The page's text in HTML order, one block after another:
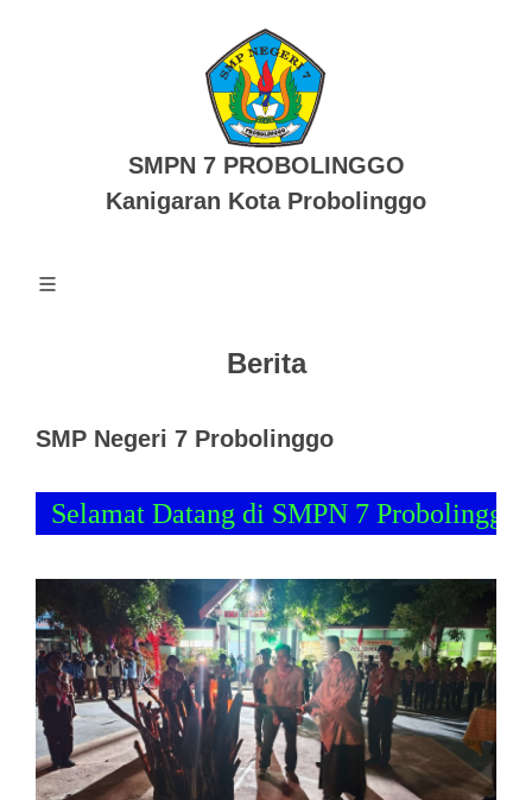
SMPN 7 PROBOLINGGO
Kanigaran Kota Probolinggo
Berita
SMP Negeri 7 Probolinggo
Datang di SMPN 7 Probolinggo